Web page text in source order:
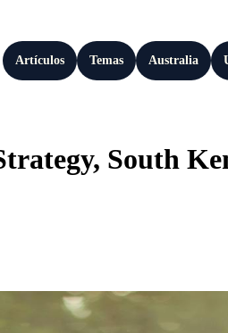
Artículos Temas Australia
South